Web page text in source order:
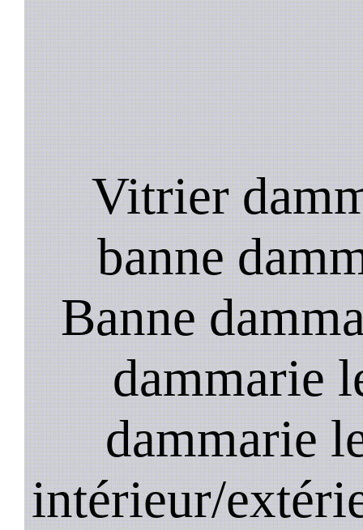
Vitrier
banne
Banne
dammarie
dammarie
intérieur/